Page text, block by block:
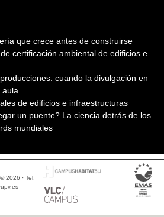
que crece antes de construirse
certificación ambiental de edificios e
cuando la divulgación en
aula
de edificios e infraestructuras
un puente? La ciencia detrás de los
mundiales
2026 · Tel.